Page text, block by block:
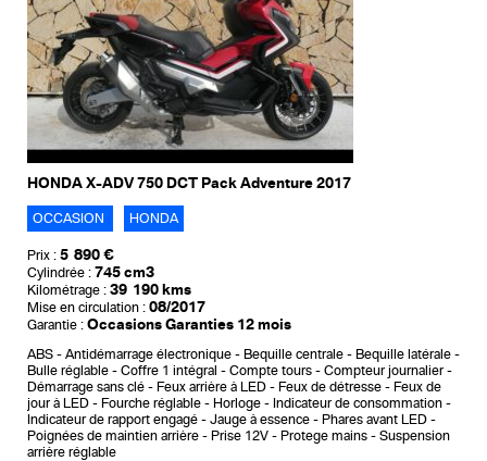
HONDA X-ADV 750 DCT Pack Adventure 2017
OCCASION HONDA
Prix : 5 890 €
Cylindrée : 745 cm3
Kilométrage : 39 190 kms
Mise en circulation : 08/2017
Garantie : Occasions Garanties 12 mois
ABS Antidémarrage électronique Bequille centrale
Bequille latérale
Bulle réglable
Coffre 1 intégral Compte tours
Compteur journalier
Démarrage sans clé
Feux arrière à LED Feux de détresse
Feux de
jour à LED
Fourche réglable Horloge
Indicateur de consommation
Indicateur de rapport engagé
Jauge à essence
Phares avant LED
Poignées de maintien arrière
Prise 12V Protege mains
Suspension
arrière réglable